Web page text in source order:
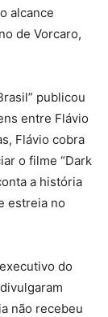
alcance
de Vorcaro,
publicou
entre Flávio
Flávio cobra
o filme “Dark
a história
estreia no
do
não recebeu